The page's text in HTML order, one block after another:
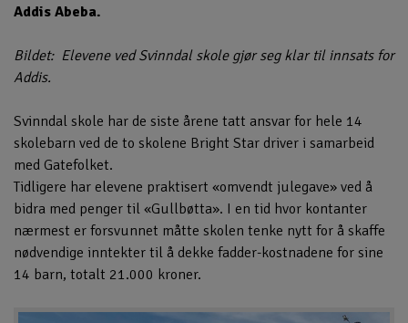
Addis Abeba.
Bildet: Elevene ved Svinndal skole gjør seg klar til innsats for
Addis.
Svinndal skole har de siste årene tatt ansvar for hele 14
skolebarn ved de to skolene Bright Star driver i samarbeid
med Gatefolket.
Tidligere har elevene praktisert «omvendt julegave» ved å
bidra med penger til «Gullbøtta». I en tid hvor kontanter
nærmest er forsvunnet måtte skolen tenke nytt for å skaffe
nødvendige inntekter til å dekke fadder-kostnadene for sine
14 barn, totalt 21.000 kroner.